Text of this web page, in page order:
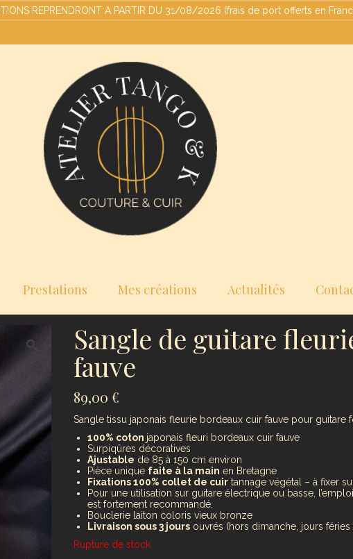
REPRENDRONT A PARTIR DU 31/08/2026 (frais de port offerts en
Prestations Mes créations Actualités
Sangle de guitare
fauve
89,00 €
Sangle tissu japonais fleurie bordeaux cuir fauve pour guitare
100% coton japonais fleuri bordeaux cuir fauve
Surpiqûres décoratives
Ajustable de 85 à 150 cm environ
Pièce unique faite à la main en Bretagne
Fixations 100% collet de cuirtannage végétal – à fixer
Pour une utilisation sur guitare électrique ou basse,
est fortement recommandé.
Bouclerie laiton coloris vieux bronze
Livraison sous 3 joursouvrés (hors dimanche, jours féries
Rupture de stock